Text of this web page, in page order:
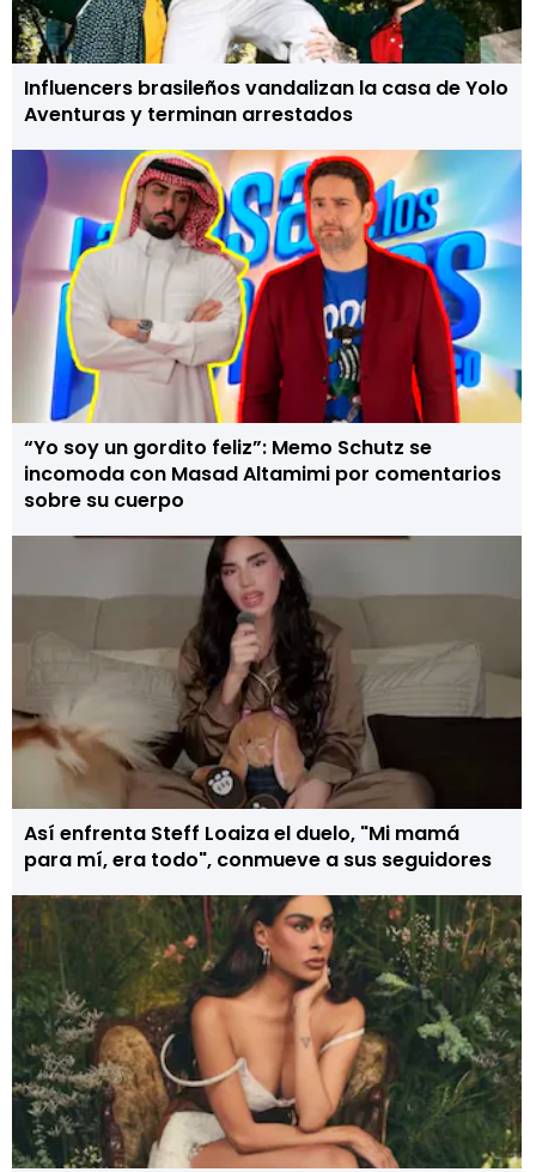
Influencers brasileños vandalizan la casa de Yolo
Aventuras y terminan arrestados
“Yo soy un gordito feliz”: Memo Schutz se
incomoda con Masad Altamimi por comentarios
sobre su cuerpo
Así enfrenta Steff Loaiza el duelo, "Mi mamá
para mí, era todo", conmueve a sus seguidores